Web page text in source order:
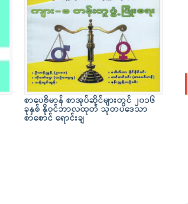
စာပေဗိမာန် စာအုပ်ဆိုင်များတွင် ၂၀၁၆
ခုနှစ် နိုဝင်ဘာလထုတ် သုတပဒေသာ
စာစောင် ရောင်းချ